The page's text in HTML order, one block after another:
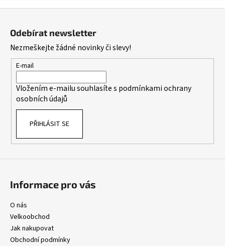
a
c
r
ý
p
Odebírat newsletter
Nezmeškejte žádné novinky či slevy!
E-mail
Vložením e-mailu souhlasíte s podmínkami ochrany
osobních údajů
PŘIHLÁSIT SE
Informace pro vás
O nás
Velkoobchod
Jak nakupovat
Obchodní podmínky